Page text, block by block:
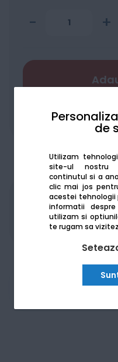
de
Utilizam
site-ul nostru
continutul si a
clic mai jos
acestei tehnologii
informatii
utilizam si
te rugam sa
- +
Adaugă la
Produsele
achizitii